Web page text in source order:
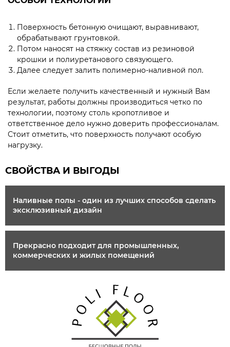
Поверхность бетонную очищают, выравнивают,
обрабатывают грунтовкой.
Потом наносят на стяжку состав из резиновой
крошки и полиуретанового связующего.
Далее следует залить полимерно-наливной пол.
Если желаете получить качественный и нужный Вам
результат, работы должны производиться четко по
технологии, поэтому столь кропотливое и
ответственное дело нужно доверить профессионалам.
Стоит отметить, что поверхность получают особую
нагрузку.
СВОЙСТВА И ВЫГОДЫ
Наливные полы - один из лучших способов сделать
эксклюзивный дизайн
Прекрасно подходит для промышленных,
коммерческих и жилых помещений